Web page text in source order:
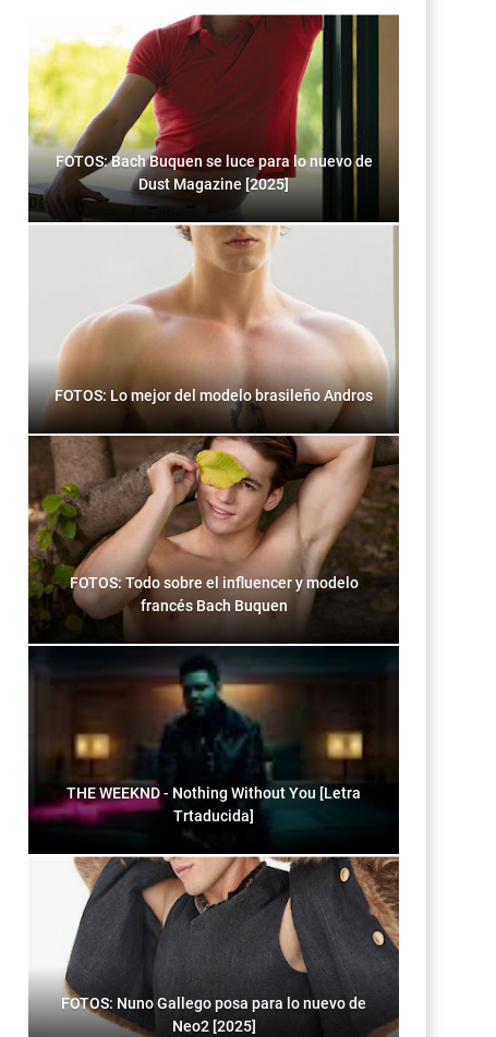
FOTOS: Bach Buquen se luce para lo nuevo de
Dust Magazine [2025]
FOTOS: Lo mejor del modelo brasileño Andros
FOTOS: Todo sobre el influencer y modelo
francés Bach Buquen
THE WEEKND - Nothing Without You [Letra
Trtaducida]
FOTOS: Nuno Gallego posa para lo nuevo de
Neo2 [2025]